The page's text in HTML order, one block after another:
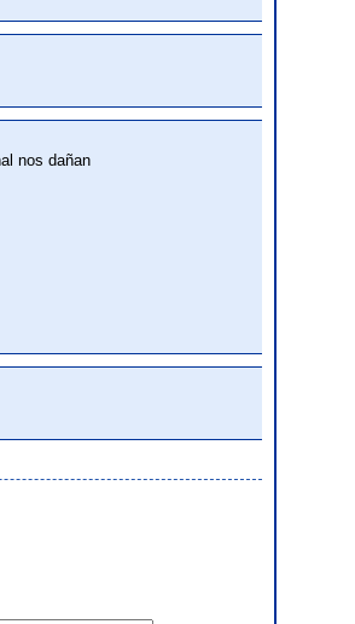
nos dañan